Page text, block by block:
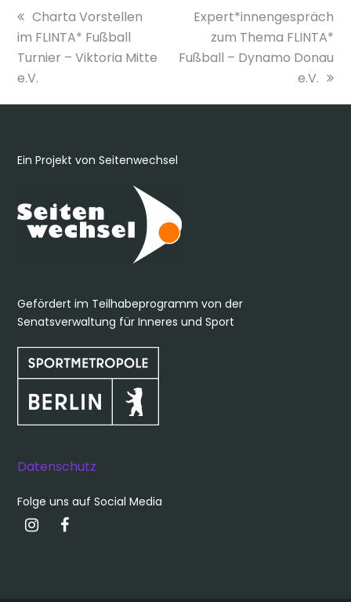
vorheriger
Beitrag:
Charta Vorstellen
im FLINTA* Fußball
Turnier – Viktoria Mitte
e.V.
Nächster
Beitrag:
Expert*innengespräch
zum Thema FLINTA*
Fußball – Dynamo Donau
e.V.
Ein Projekt von Seitenwechsel
Gefördert im Teilhabeprogramm von der
Senatsverwaltung für Inneres und Sport
Datenschutz
Folge uns auf Social Media
Instagram
Facebook